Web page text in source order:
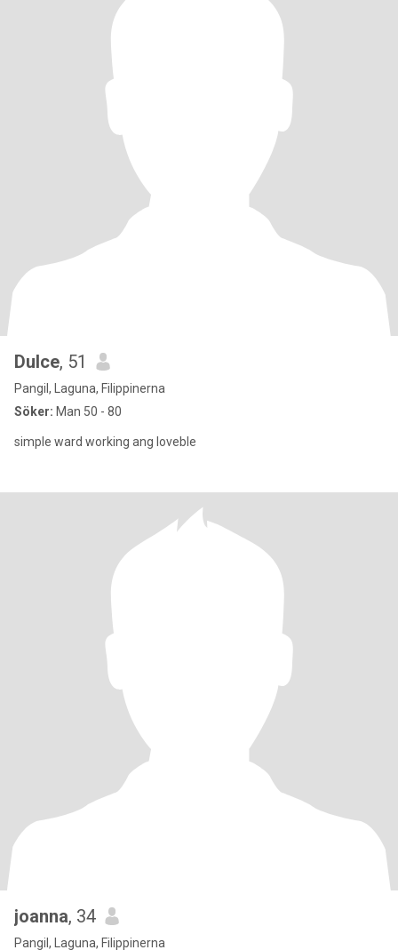
Dulce, 51
Pangil, Laguna, Filippinerna
Söker: Man 50 - 80
simple ward working ang loveble
joanna, 34
Pangil, Laguna, Filippinerna